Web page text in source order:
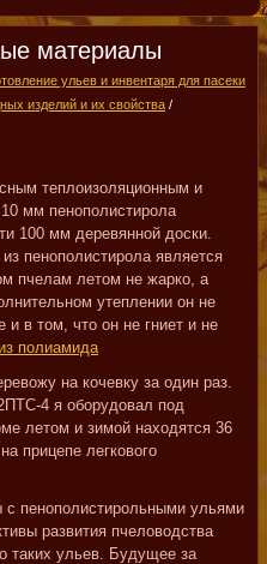
материалы
ульев и инвентаря для пасеки
изделий и их свойства /
теплоизоляционным и
мм пенополистирола
100 мм деревянной доски.
пенополистирола является
пчелам летом не жарко, а
утеплении он не
в том, что он не гниет и не
полиамида
на кочевку за один раз.
4 я оборудовал под
летом и зимой находятся 36
прицепе легкового
с пенополистирольными ульями
развития пчеловодства
таких ульев. Будущее за